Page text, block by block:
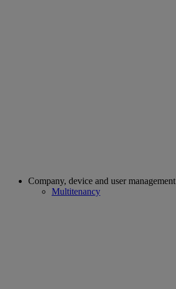
Company, device and user management
Multitenancy